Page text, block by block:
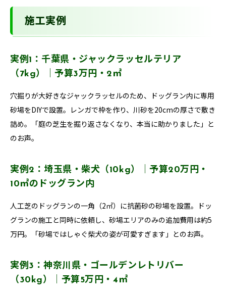
施工実例
実例1：千葉県・ジャックラッセルテリア
（7kg）｜予算3万円・2㎡
穴掘りが大好きなジャックラッセルのため、ドッグラン内に専用
砂場をDIYで設置。レンガで枠を作り、川砂を20cmの厚さで敷き
詰め。「庭の芝生を掘り返さなくなり、本当に助かりました」と
のお声。
実例2：埼玉県・柴犬（10kg）｜予算20万円・
10㎡のドッグラン内
人工芝のドッグランの一角（2㎡）に抗菌砂の砂場を設置。ドッ
グランの施工と同時に依頼し、砂場エリアのみの追加費用は約5
万円。「砂場ではしゃぐ柴犬の姿が可愛すぎます」とのお声。
実例3：神奈川県・ゴールデンレトリバー
（30kg）｜予算5万円・4㎡